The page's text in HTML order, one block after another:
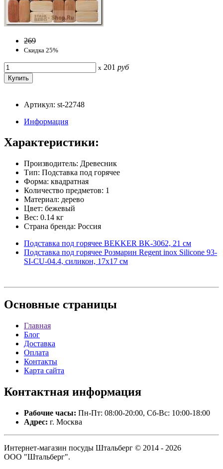
269
Скидка 25%
x 201 руб
Артикул: st-22748
Информация
Характеристики:
Производитель: Древесник
Тип: Подставка под горячее
Форма: квадратная
Количество предметов: 1
Материал: дерево
Цвет: бежевый
Вес: 0.14 кг
Страна бренда: Россия
Подставка под горячее BEKKER BK-3062, 21 см
Подставка под горячее Розмарин Regent inox Silicone 93-
SI-CU-04.4, силикон, 17х17 см
Основные страницы
Главная
Блог
Доставка
Оплата
Контакты
Карта сайта
Контактная информация
Рабочие часы: Пн-Пт: 08:00-20:00, Сб-Вс: 10:00-18:00
Адрес: г. Москва
Интернет-магазин посуды Штальберг © 2014 - 2026
ООО "Штальберг".